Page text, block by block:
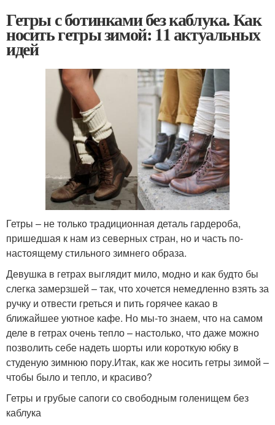
Гетры с ботинками без каблука. Как
носить гетры зимой: 11 актуальных
идей
Гетры – не только традиционная деталь гардероба,
пришедшая к нам из северных стран, но и часть по-
настоящему стильного зимнего образа.
Девушка в гетрах выглядит мило, модно и как будто бы
слегка замерзшей – так, что хочется немедленно взять за
ручку и отвести греться и пить горячее какао в
ближайшее уютное кафе. Но мы-то знаем, что на самом
деле в гетрах очень тепло – настолько, что даже можно
позволить себе надеть шорты или короткую юбку в
студеную зимнюю пору.Итак, как же носить гетры зимой –
чтобы было и тепло, и красиво?
Гетры и грубые сапоги со свободным голенищем без
каблука